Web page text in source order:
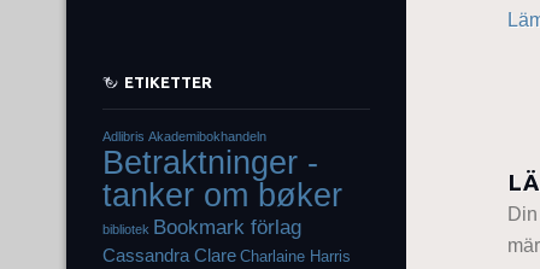
ETIKETTER
Adlibris Akademibokhandeln
Betraktninger -
tanker om bøker
bibliotek Bookmark förlag
Cassandra Clare Charlaine Harris